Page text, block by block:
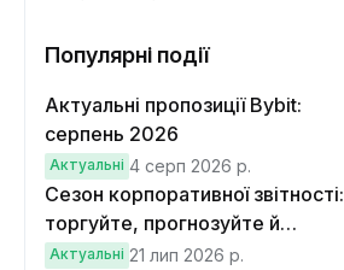
Популярні події
Актуальні пропозиції Bybit:
серпень 2026
Актуальні 4 серп 2026 р.
Сезон корпоративної звітності:
торгуйте, прогнозуйте й
вигравайте Cybertruck
Актуальні 21 лип 2026 р.